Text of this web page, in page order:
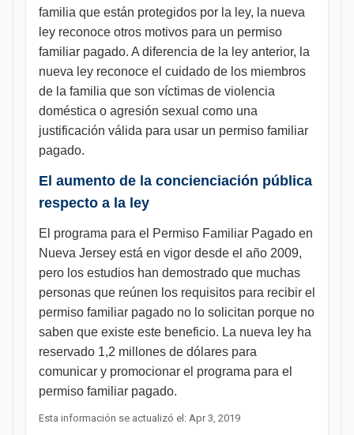
familia que están protegidos por la ley, la nueva
ley reconoce otros motivos para un permiso
familiar pagado. A diferencia de la ley anterior, la
nueva ley reconoce el cuidado de los miembros
de la familia que son víctimas de violencia
doméstica o agresión sexual como una
justificación válida para usar un permiso familiar
pagado.
El aumento de la concienciación pública
respecto a la ley
El programa para el Permiso Familiar Pagado en
Nueva Jersey está en vigor desde el año 2009,
pero los estudios han demostrado que muchas
personas que reúnen los requisitos para recibir el
permiso familiar pagado no lo solicitan porque no
saben que existe este beneficio. La nueva ley ha
reservado 1,2 millones de dólares para
comunicar y promocionar el programa para el
permiso familiar pagado. ​
Esta información se actualizó el: Apr 3, 2019